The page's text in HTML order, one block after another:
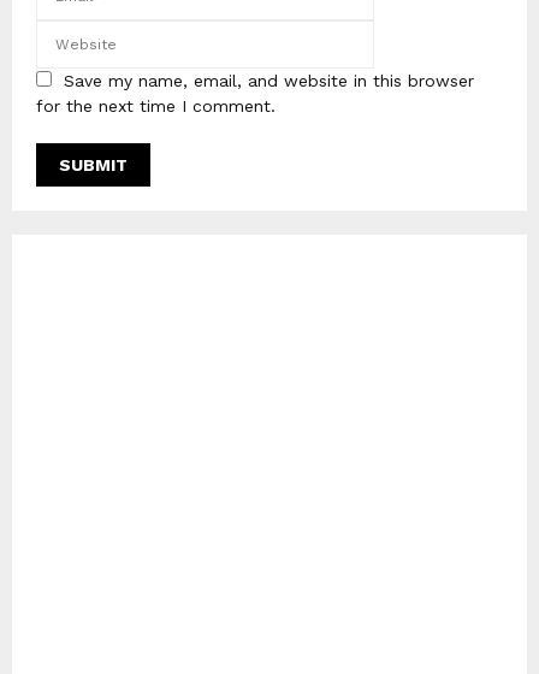
Save my name, email, and website in this browser
for the next time I comment.